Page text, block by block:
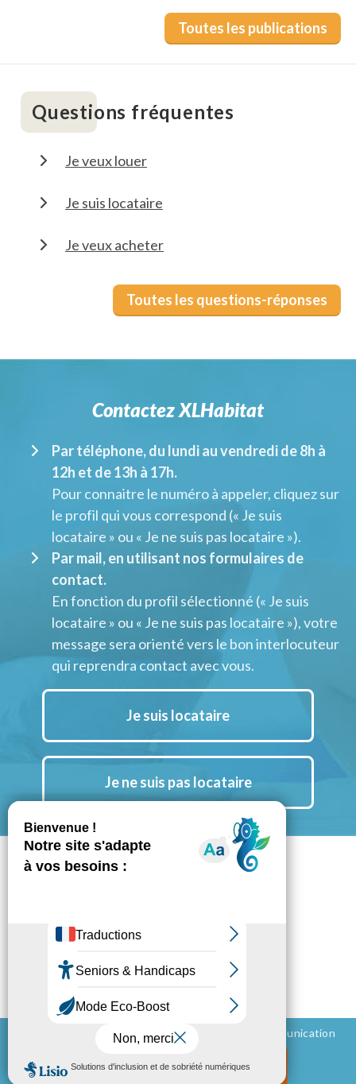
Mon espace locataire
Toutes les publications
Questions fréquentes
Je veux louer
Je suis locataire
Je veux acheter
Toutes les questions-réponses
Contactez XLHabitat
Par téléphone, du lundi au vendredi de 8h à
12h et de 13h à 17h.
Pour connaitre le numéro à appeler, cliquez sur
le profil qui vous correspond (« Je suis
locataire » ou « Je ne suis pas locataire »).
Par mail, en utilisant nos formulaires de
contact.
En fonction du profil sélectionné (« Je suis
locataire » ou « Je ne suis pas locataire »), votre
message sera orienté vers le bon interlocuteur
qui reprendra contact avec vous.
Je suis locataire
Je ne suis pas locataire
Notre actu LinkedIn
Mentions légales
Politique de confidentialité
Conception et réalisation - 2026 © BluePalm Communication